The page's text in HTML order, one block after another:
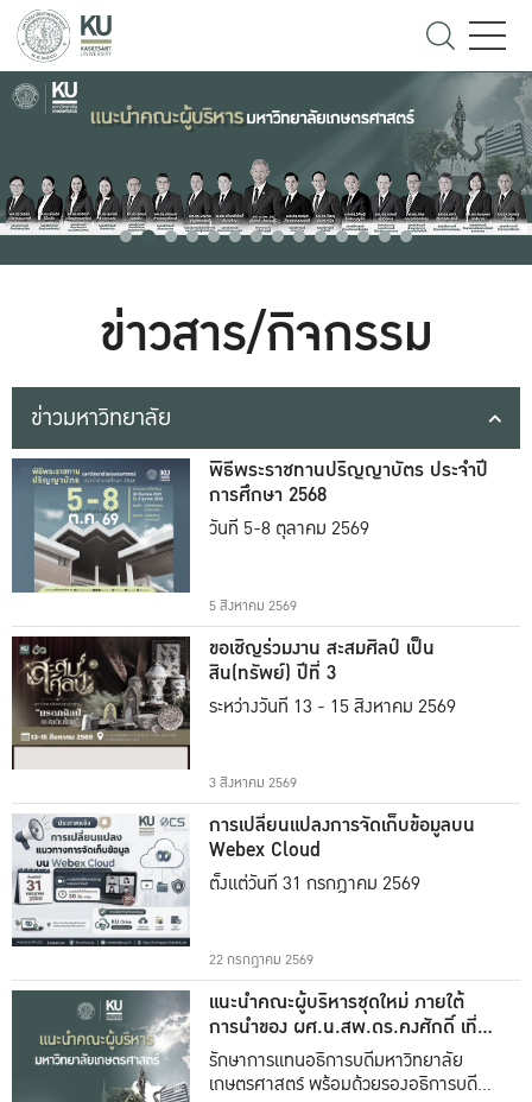
ข่าวสาร/กิจกรรม
ข่าวมหาวิทยาลัย
พิธีพระราชทานปริญญาบัตร ประจำปี
การศึกษา 2568
วันที่ 5-8 ตุลาคม 2569
5 สิงหาคม 2569
ขอเชิญร่วมงาน สะสมศิลป์ เป็น
สิน(ทรัพย์) ปีที่ 3
ระหว่างวันที่ 13 - 15 สิงหาคม 2569
3 สิงหาคม 2569
การเปลี่ยนแปลงการจัดเก็บข้อมูลบน
Webex Cloud
ตั้งแต่วันที่ 31 กรกฎาคม 2569
22 กรกฎาคม 2569
แนะนำคณะผู้บริหารชุดใหม่ ภายใต้
การนำของ ผศ.น.สพ.ดร.คงศักดิ์ เที่ยง
ธรรม
รักษาการแทนอธิการบดีมหาวิทยาลัย
เกษตรศาสตร์ พร้อมด้วยรองอธิการบดีทั้ง